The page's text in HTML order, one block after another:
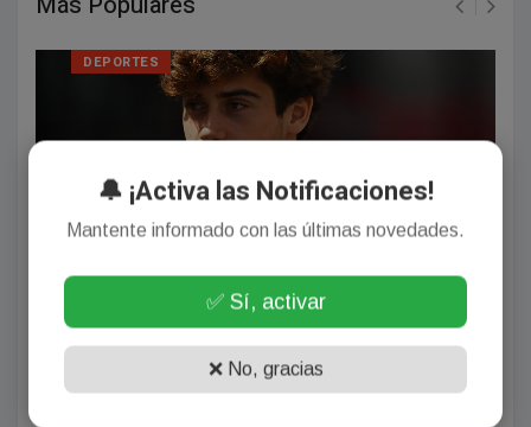
DEPORTES
Franco Colapinto sufrió un robo en Italia en plenas
vacaciones y estalló: "Ni la matera dejaron"
🔔 ¡Activa las Notificaciones!
Mantente informado con las últimas novedades.
✅ Sí, activar
❌ No, gracias